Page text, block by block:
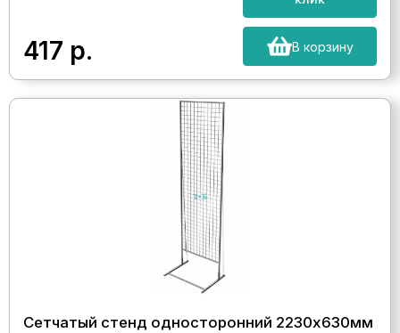
417 р. В корзину
Сетчатый стенд односторонний 2230х630мм